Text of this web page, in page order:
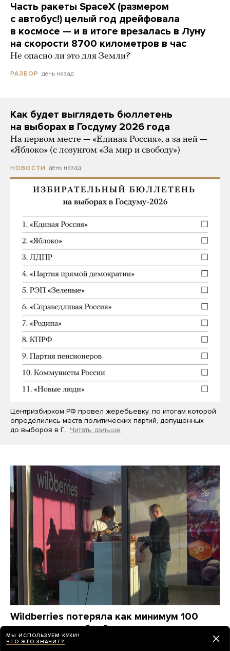
Часть ракеты SpaceX (размером
с автобус!) целый год дрейфовала
в космосе — и в итоге врезалась в Луну
на скорости 8700 километров в час
Не опасно ли это для Земли?
РАЗБОР день назад
Как будет выглядеть бюллетень
на выборах в Госдуму 2026 года
На первом месте — «Единая Россия», а за ней —
«Яблоко» (с лозунгом «За мир и свободу»)
НОВОСТИ день назад
Центризбирком РФ провел жеребьевку, по итогам которой
определились места политических партий, допущенных
до выборов в Г… Читать дальше
Wildberries потеряла как минимум 100
миллиардов рублей от атак украинских
дронов. Компания станет убыточной
МЫ ИСПОЛЬЗУЕМ КУКИ!
ЧТО ЭТО ЗНАЧИТ?